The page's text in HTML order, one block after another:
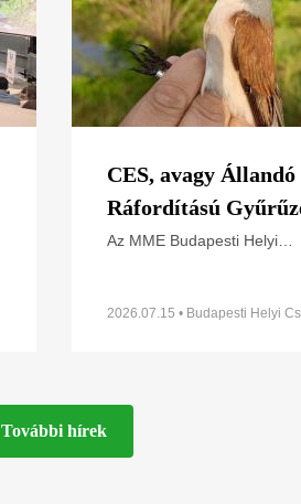
CES, avagy Állandó
Ráfordítású
Naplás-tónál – 2026
Az MME Budapesti Helyi
(CES – Constant Effort
2026.07.15 • Budapesti Helyi
További hírek